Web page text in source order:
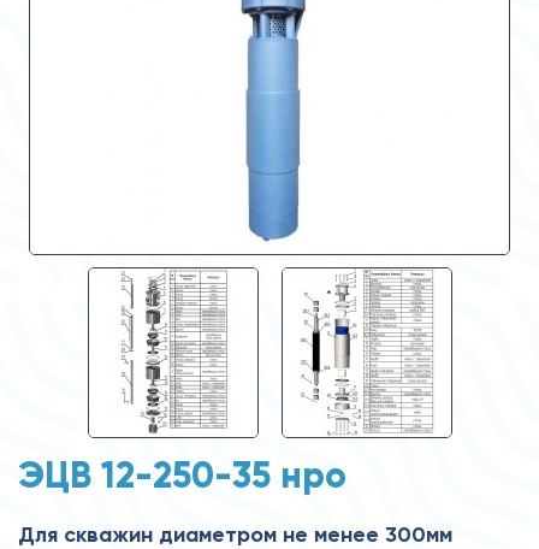
ЭЦВ 12-250-35 нро
Для скважин диаметром не менее 300мм